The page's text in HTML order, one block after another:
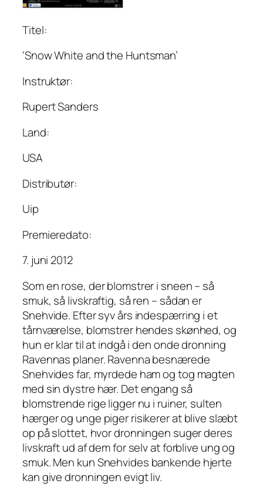
Titel:
‘Snow White and the Huntsman’
Instruktør:
Rupert Sanders
Land:
USA
Distributør:
Uip
Premieredato:
7. juni 2012
Som en rose, der blomstrer i sneen – så
smuk, så livskraftig, så ren – sådan er
Snehvide. Efter syv års indespærring i et
tårnværelse, blomstrer hendes skønhed, og
hun er klar til at indgå i den onde dronning
Ravennas planer. Ravenna besnærede
Snehvides far, myrdede ham og tog magten
med sin dystre hær. Det engang så
blomstrende rige ligger nu i ruiner, sulten
hærger og unge piger risikerer at blive slæbt
op på slottet, hvor dronningen suger deres
livskraft ud af dem for selv at forblive ung og
smuk. Men kun Snehvides bankende hjerte
kan give dronningen evigt liv.